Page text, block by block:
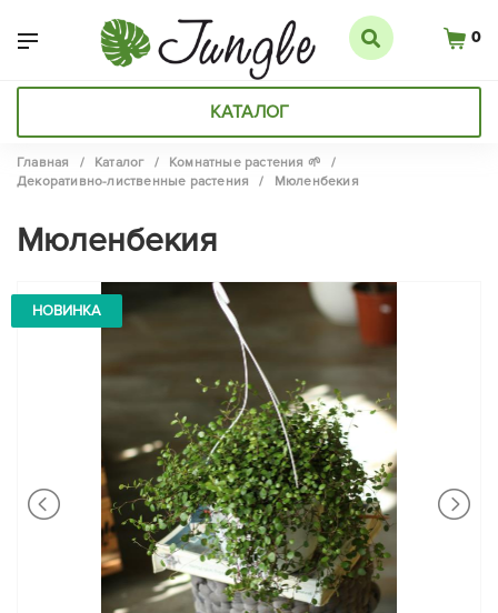
0
КАТАЛОГ
Главная / Каталог / Комнатные растения 🌱
/
Декоративно-лиственные растения
/ Мюленбекия
Мюленбекия
НОВИНКА